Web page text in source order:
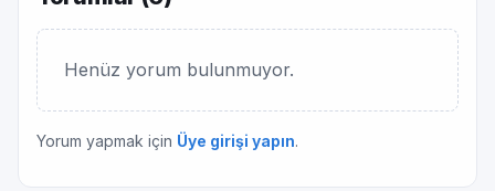
Henüz yorum bulunmuyor.
Yorum yapmak için Üye girişi yapın.